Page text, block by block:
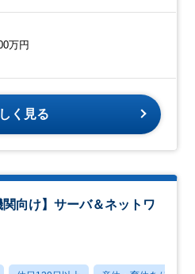
万円
く見る
向け】サーバ＆ネットワ